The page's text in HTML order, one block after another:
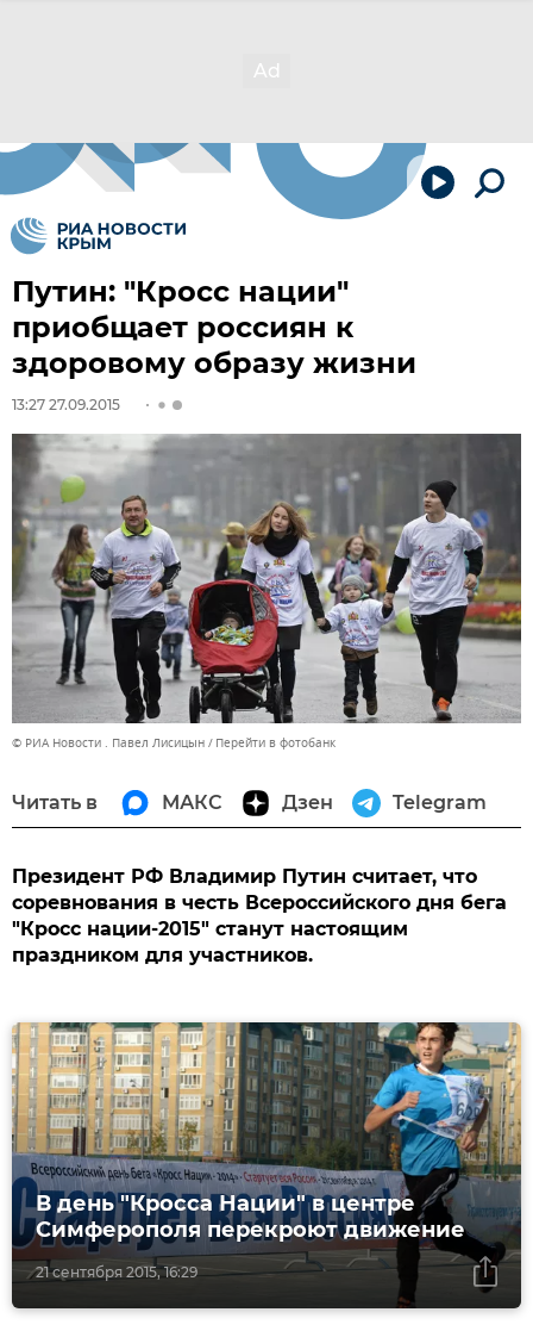
Путин: "Кросс нации"
приобщает россиян к
здоровому образу жизни
13:27 27.09.2015
© РИА Новости . Павел Лисицын Перейти в фотобанк
Читать в МАКС Дзен Telegram
Президент РФ Владимир Путин считает, что
соревнования в честь Всероссийского дня бега
"Кросс нации-2015" станут настоящим
праздником для участников.
21 сентября 2015, 16:29
В день "Кросса Нации" в центре
Симферополя перекроют движение